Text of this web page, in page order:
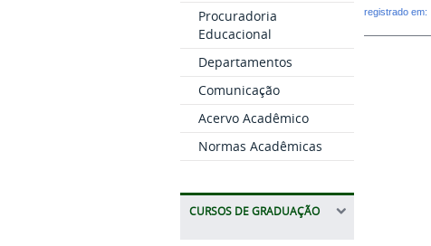
Procuradoria
Educacional
Departamentos
Comunicação
Acervo Acadêmico
Normas Acadêmicas
CURSOS DE GRADUAÇÃO
registrado em: